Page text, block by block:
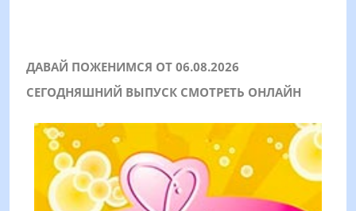
ДАВАЙ ПОЖЕНИМСЯ ОТ 06.08.2026
СЕГОДНЯШНИЙ ВЫПУСК СМОТРЕТЬ ОНЛАЙН